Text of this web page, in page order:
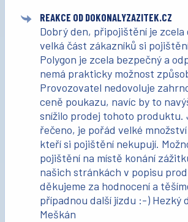
REAKCE OD DOKONALYZAZITEK.CZ
Dobrý den, připojištění je zcela
velká část zákazníků si
Polygon je zcela bezpečný a
nemá prakticky možnost
Provozovatel nedovoluje
ceně poukazu, navíc by to
snížilo prodej tohoto produktu.
řečeno, je pořád velké
kteří si pojištění nekupují.
pojištění na místě konání
našich stránkách v popisu
děkujeme za hodnocení a
případnou další jízdu :-) Hezký
Meškán